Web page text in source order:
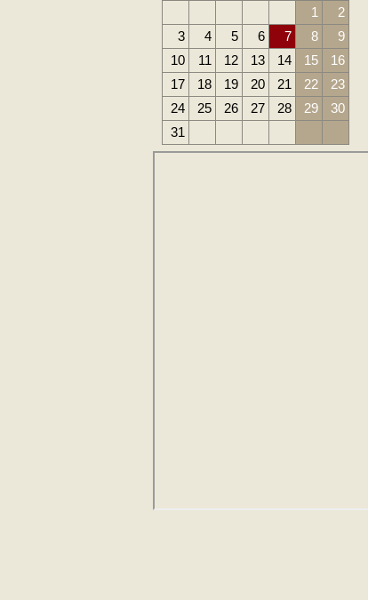
1
2
3
4 5 6 7 8
9
10
11 12 13 14 15
16
17
18 19 20 21 22
23
24
25 26 27 28 29
30
31